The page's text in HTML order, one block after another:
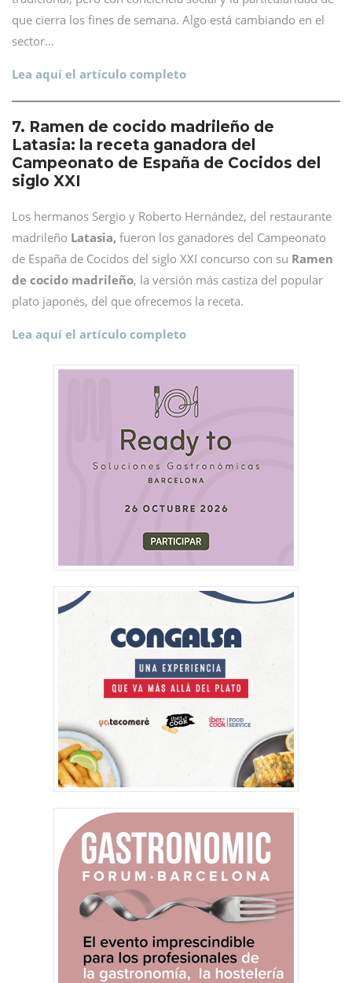
que cierra los fines de semana. Algo está cambiando en el
sector…
Lea aquí el artículo completo
7. Ramen de cocido madrileño de
Latasia: la receta ganadora del
Campeonato de España de Cocidos del
siglo XXI
Los hermanos Sergio y Roberto Hernández, del restaurante
madrileño Latasia, fueron los ganadores del Campeonato
de España de Cocidos del siglo XXI concurso con su Ramen
de cocido madrileño, la versión más castiza del popular
plato japonés, del que ofrecemos la receta.
Lea aquí el artículo completo